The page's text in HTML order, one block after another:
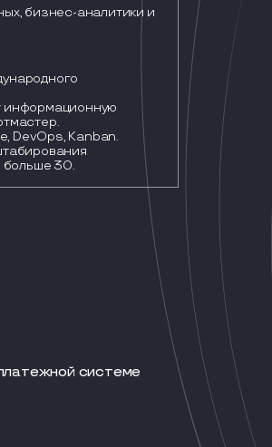
бизнес-аналитики и
информационную
DevOps, Kanban.
больше 30.
системе